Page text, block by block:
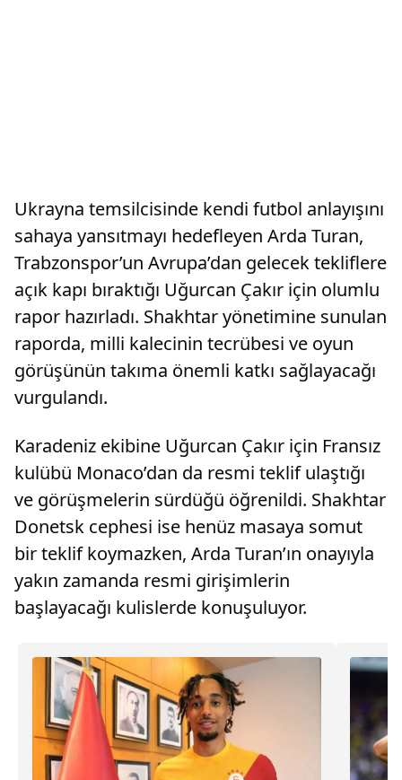
Ukrayna temsilcisinde kendi futbol anlayışını
sahaya yansıtmayı hedefleyen Arda Turan,
Trabzonspor’un Avrupa’dan gelecek tekliflere
açık kapı bıraktığı Uğurcan Çakır için olumlu
rapor hazırladı. Shakhtar yönetimine sunulan
raporda, milli kalecinin tecrübesi ve oyun
görüşünün takıma önemli katkı sağlayacağı
vurgulandı.
Karadeniz ekibine Uğurcan Çakır için Fransız
kulübü Monaco’dan da resmi teklif ulaştığı
ve görüşmelerin sürdüğü öğrenildi. Shakhtar
Donetsk cephesi ise henüz masaya somut
bir teklif koymazken, Arda Turan’ın onayıyla
yakın zamanda resmi girişimlerin
başlayacağı kulislerde konuşuluyor.